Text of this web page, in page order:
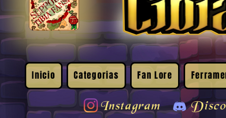
Inicio Categorias Fan Lore
Instagram